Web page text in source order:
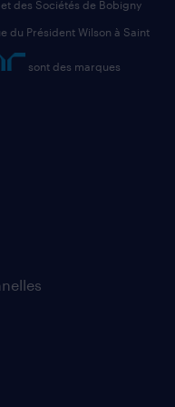
des Sociétés de Bobigny
du Président Wilson à Saint
sont des marques